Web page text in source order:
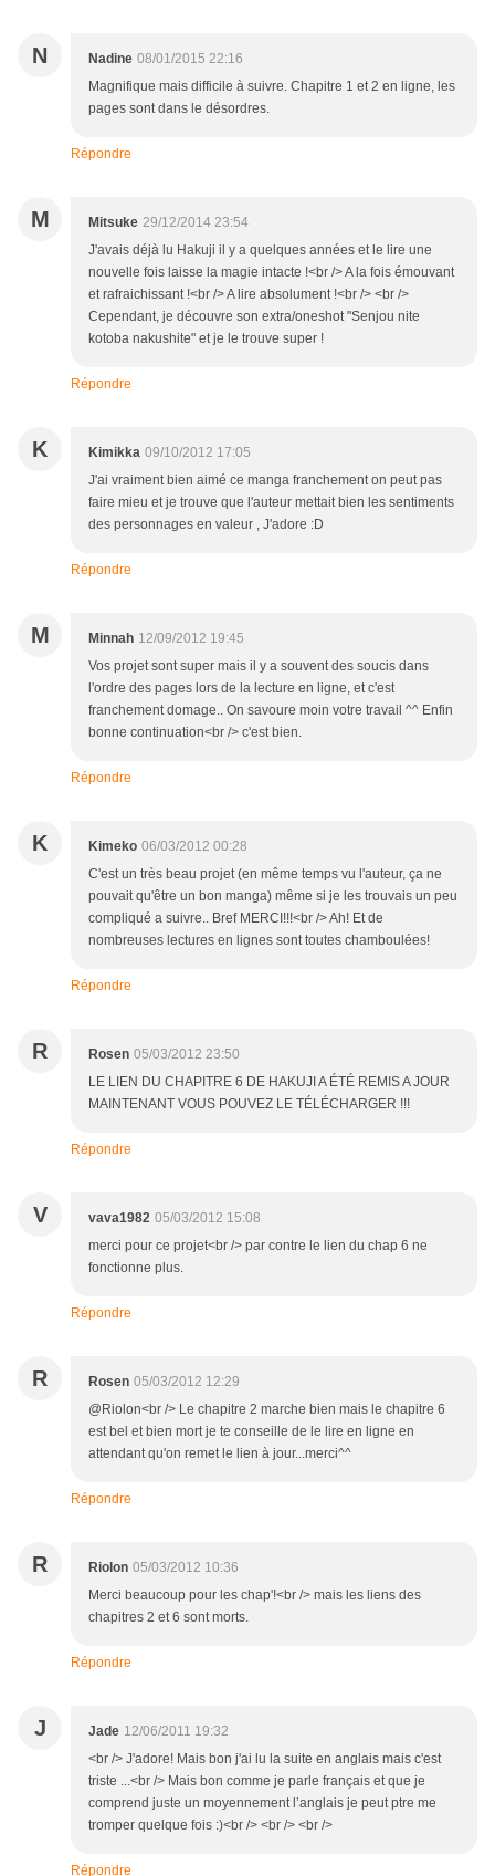
N Nadine 08/01/2015 22:16
Magnifique mais difficile à suivre. Chapitre 1 et 2 en ligne, les
pages sont dans le désordres.
Répondre
M Mitsuke 29/12/2014 23:54
J'avais déjà lu Hakuji il y a quelques années et le lire une
nouvelle fois laisse la magie intacte !<br /> A la fois émouvant
et rafraichissant !<br /> A lire absolument !<br /> <br />
Cependant, je découvre son extra/oneshot "Senjou nite
kotoba nakushite" et je le trouve super !
Répondre
K Kimikka 09/10/2012 17:05
J'ai vraiment bien aimé ce manga franchement on peut pas
faire mieu et je trouve que l'auteur mettait bien les sentiments
des personnages en valeur , J'adore :D
Répondre
M Minnah 12/09/2012 19:45
Vos projet sont super mais il y a souvent des soucis dans
l'ordre des pages lors de la lecture en ligne, et c'est
franchement domage.. On savoure moin votre travail ^^ Enfin
bonne continuation<br /> c'est bien.
Répondre
K Kimeko 06/03/2012 00:28
C'est un très beau projet (en même temps vu l'auteur, ça ne
pouvait qu'être un bon manga) même si je les trouvais un peu
compliqué a suivre.. Bref MERCI!!!<br /> Ah! Et de
nombreuses lectures en lignes sont toutes chamboulées!
Répondre
R Rosen 05/03/2012 23:50
LE LIEN DU CHAPITRE 6 DE HAKUJI A ÉTÉ REMIS A JOUR
MAINTENANT VOUS POUVEZ LE TÉLÉCHARGER !!!
Répondre
V vava1982 05/03/2012 15:08
merci pour ce projet<br /> par contre le lien du chap 6 ne
fonctionne plus.
Répondre
R Rosen 05/03/2012 12:29
@Riolon<br /> Le chapitre 2 marche bien mais le chapitre 6
est bel et bien mort je te conseille de le lire en ligne en
attendant qu'on remet le lien à jour...merci^^
Répondre
R Riolon 05/03/2012 10:36
Merci beaucoup pour les chap'!<br /> mais les liens des
chapitres 2 et 6 sont morts.
Répondre
J Jade 12/06/2011 19:32
<br /> J'adore! Mais bon j'ai lu la suite en anglais mais c'est
triste ...<br /> Mais bon comme je parle français et que je
comprend juste un moyennement l’anglais je peut ptre me
tromper quelque fois :)<br /> <br /> <br />
Répondre